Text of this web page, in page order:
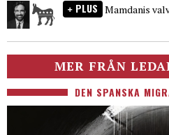
PLUS Mamdanis
MER FRÅN
DEN SPANSKA